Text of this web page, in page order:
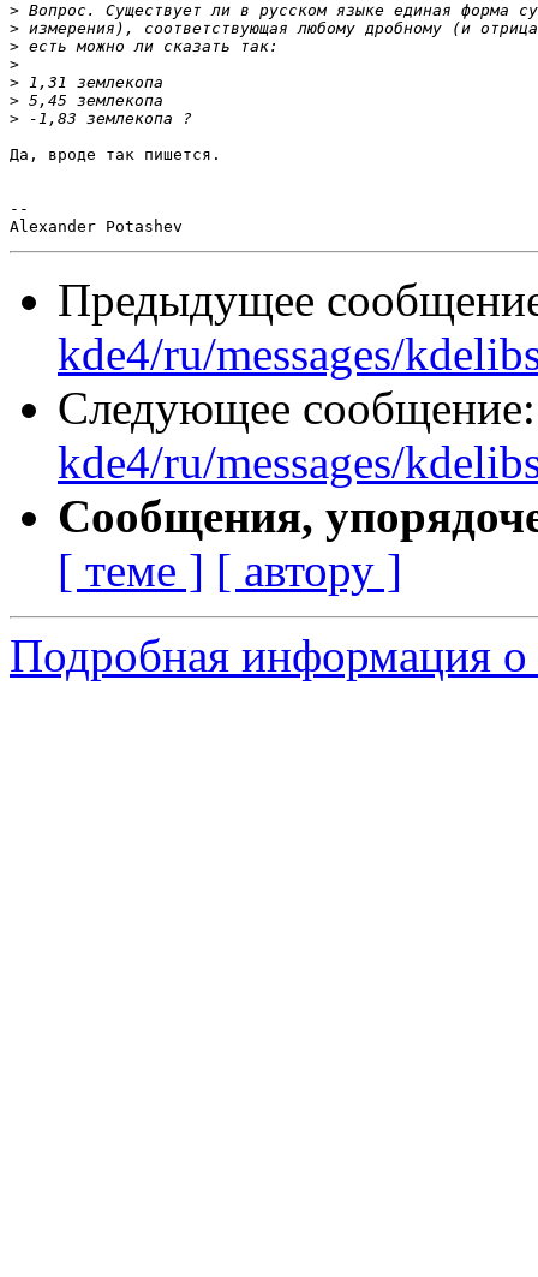
>
>
>
>
>
>
>
Да, вроде так пишется.
--
Предыдущее
kde4/ru/messages/
Следующее
kde4/ru/messages/
Сообщения,
[ теме ] [ автору ]
Подробная информация о